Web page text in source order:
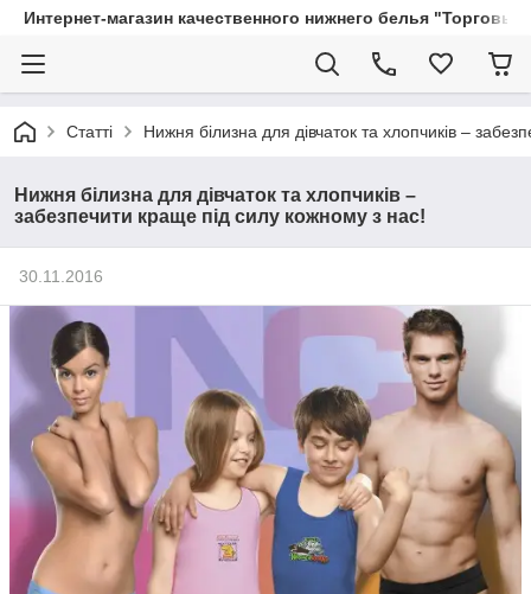
Интернет-магазин качественного нижнего белья
Статті Нижня білизна для дівчаток та хлопчиків –
Нижня білизна для дівчаток та хлопчиків –
забезпечити краще під силу кожному з нас!
30.11.2016